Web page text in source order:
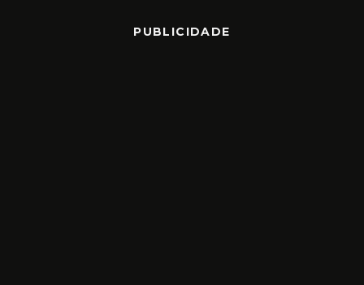
PUBLICIDADE